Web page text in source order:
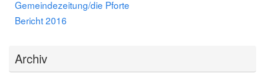
Gemeindezeitung/die Pforte
Bericht 2016
Archiv